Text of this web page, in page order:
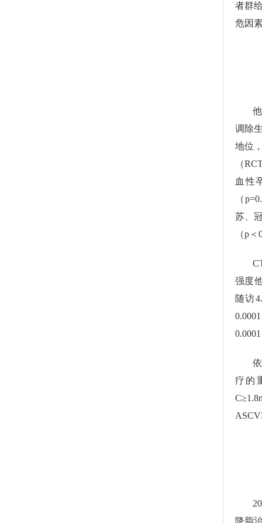
者群
危因
调除
地位
（
血性
（
苏、
（p
强度
随访
疗的
降脂